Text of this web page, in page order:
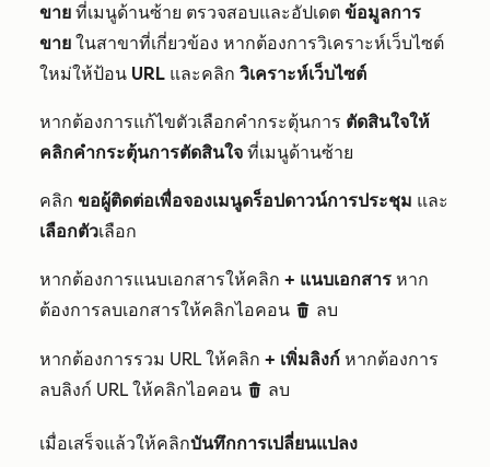
ขาย ที่เมนูด้านซ้าย ตรวจสอบและอัปเดต ข้อมูลการ
ขาย ในสาขาที่เกี่ยวข้อง หากต้องการวิเคราะห์เว็บไซต์
ใหม่ให้ป้อน URL และคลิก วิเคราะห์เว็บไซต์
หากต้องการแก้ไขตัวเลือกคำกระตุ้นการ ตัดสินใจให้
คลิกคำกระตุ้นการตัดสินใจ ที่เมนูด้านซ้าย
คลิก ขอผู้ติดต่อเพื่อจองเมนูดร็อปดาวน์การประชุม และ
เลือกตัวเลือก
หากต้องการแนบเอกสารให้คลิก + แนบเอกสาร หาก
ต้องการลบเอกสารให้คลิกไอคอน deleteIcon ลบ
หากต้องการรวม URL ให้คลิก + เพิ่มลิงก์ หากต้องการ
ลบลิงก์ URL ให้คลิกไอคอน deleteIcon ลบ
เมื่อเสร็จแล้วให้คลิกบันทึกการเปลี่ยนแปลง